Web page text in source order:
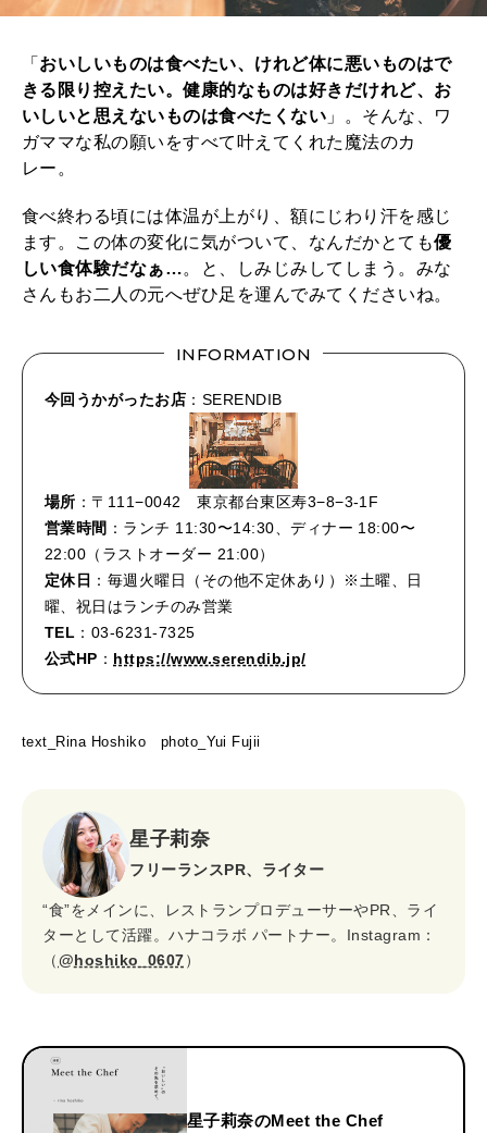
「 おいしいものは食べたい、けれど体に悪いものはで
きる限り控えたい。健康的なものは好きだけれど、お
いしいと思えないものは食べたくない 」。そんな、ワ
ガママな私の願いをすべて叶えてくれた魔法のカ
レー。
食べ終わる頃には体温が上がり、額にじわり汗を感じ
ます。この体の変化に気がついて、なんだかとても優
しい食体験だなぁ…。と、しみじみしてしまう。みな
さんもお二人の元へぜひ足を運んでみてくださいね。
INFORMATION
今回うかがったお店 ：SERENDIB
場所 ：〒111−0042 東京都台東区寿3−8−3-1F
営業時間 ：ランチ 11:30〜14:30、ディナー 18:00〜
22:00（ラストオーダー 21:00）
定休日 ：毎週火曜日（その他不定休あり）※土曜、日
曜、祝日はランチのみ営業
TEL ：03-6231-7325
公式HP ： https://www.serendib.jp/
text_Rina Hoshiko photo_Yui Fujii
星子莉奈
フリーランスPR、ライター
“食”をメインに、レストランプロデューサーやPR、ライ
ターとして活躍。ハナコラボ パートナー。Instagram：
（@hoshiko_0607）
星子莉奈のMeet the Chef